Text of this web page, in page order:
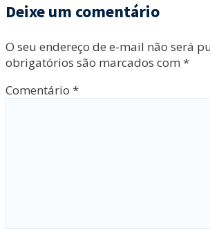
Deixe um comentário
O seu endereço de e-mail não será
obrigatórios são marcados com *
Comentário *